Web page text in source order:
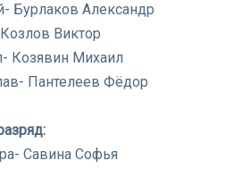
Бурлаков Александр
Виктор
Козявин Михаил
Пантелеев Фёдор
Савина Софья